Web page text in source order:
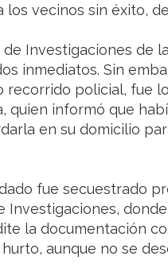
los vecinos sin éxito,
Investigaciones de
inmediatos. Sin
recorrido policial, fue
quien informó que
en su domicilio
fue secuestrado
Investigaciones,
la documentación
aunque no se